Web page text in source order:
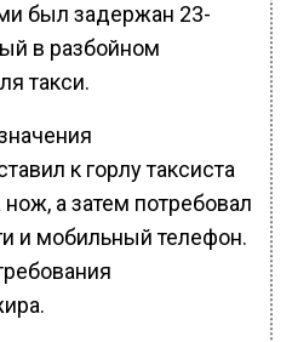
был задержан 23-
в разбойном
такси.
к горлу таксиста
а затем потребовал
и мобильный телефон.